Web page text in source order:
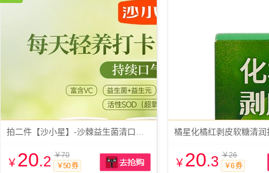
拍二件【沙小星】-沙棘益生菌清口含片
￥ 20.2 ￥70
￥50 券
橘星化橘红剥皮软糖清润
￥ 20.3 ￥26
￥6 券